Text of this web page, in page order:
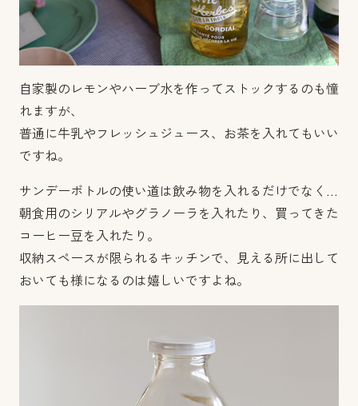
自家製のレモンやハーブ水を作ってストックするのも憧
れますが、
普通に牛乳やフレッシュジュース、お茶を入れてもいい
ですね。
サンデーボトルの使い道は飲み物を入れるだけでなく…
朝食用のシリアルやグラノーラを入れたり、買ってきた
コーヒー豆を入れたり。
収納スペースが限られるキッチンで、見える所に出して
おいても様になるのは嬉しいですよね。